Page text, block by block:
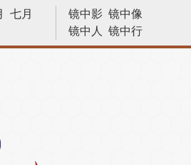
镜中影 镜中像
镜中人
镜中行
历史今天
七月